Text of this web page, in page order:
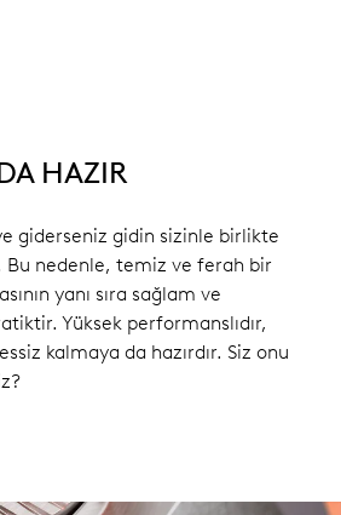
HAZIR
giderseniz gidin sizinle birlikte
Bu nedenle, temiz ve ferah bir
yanı sıra sağlam ve
Yüksek performanslıdır,
kalmaya da hazırdır. Siz onu